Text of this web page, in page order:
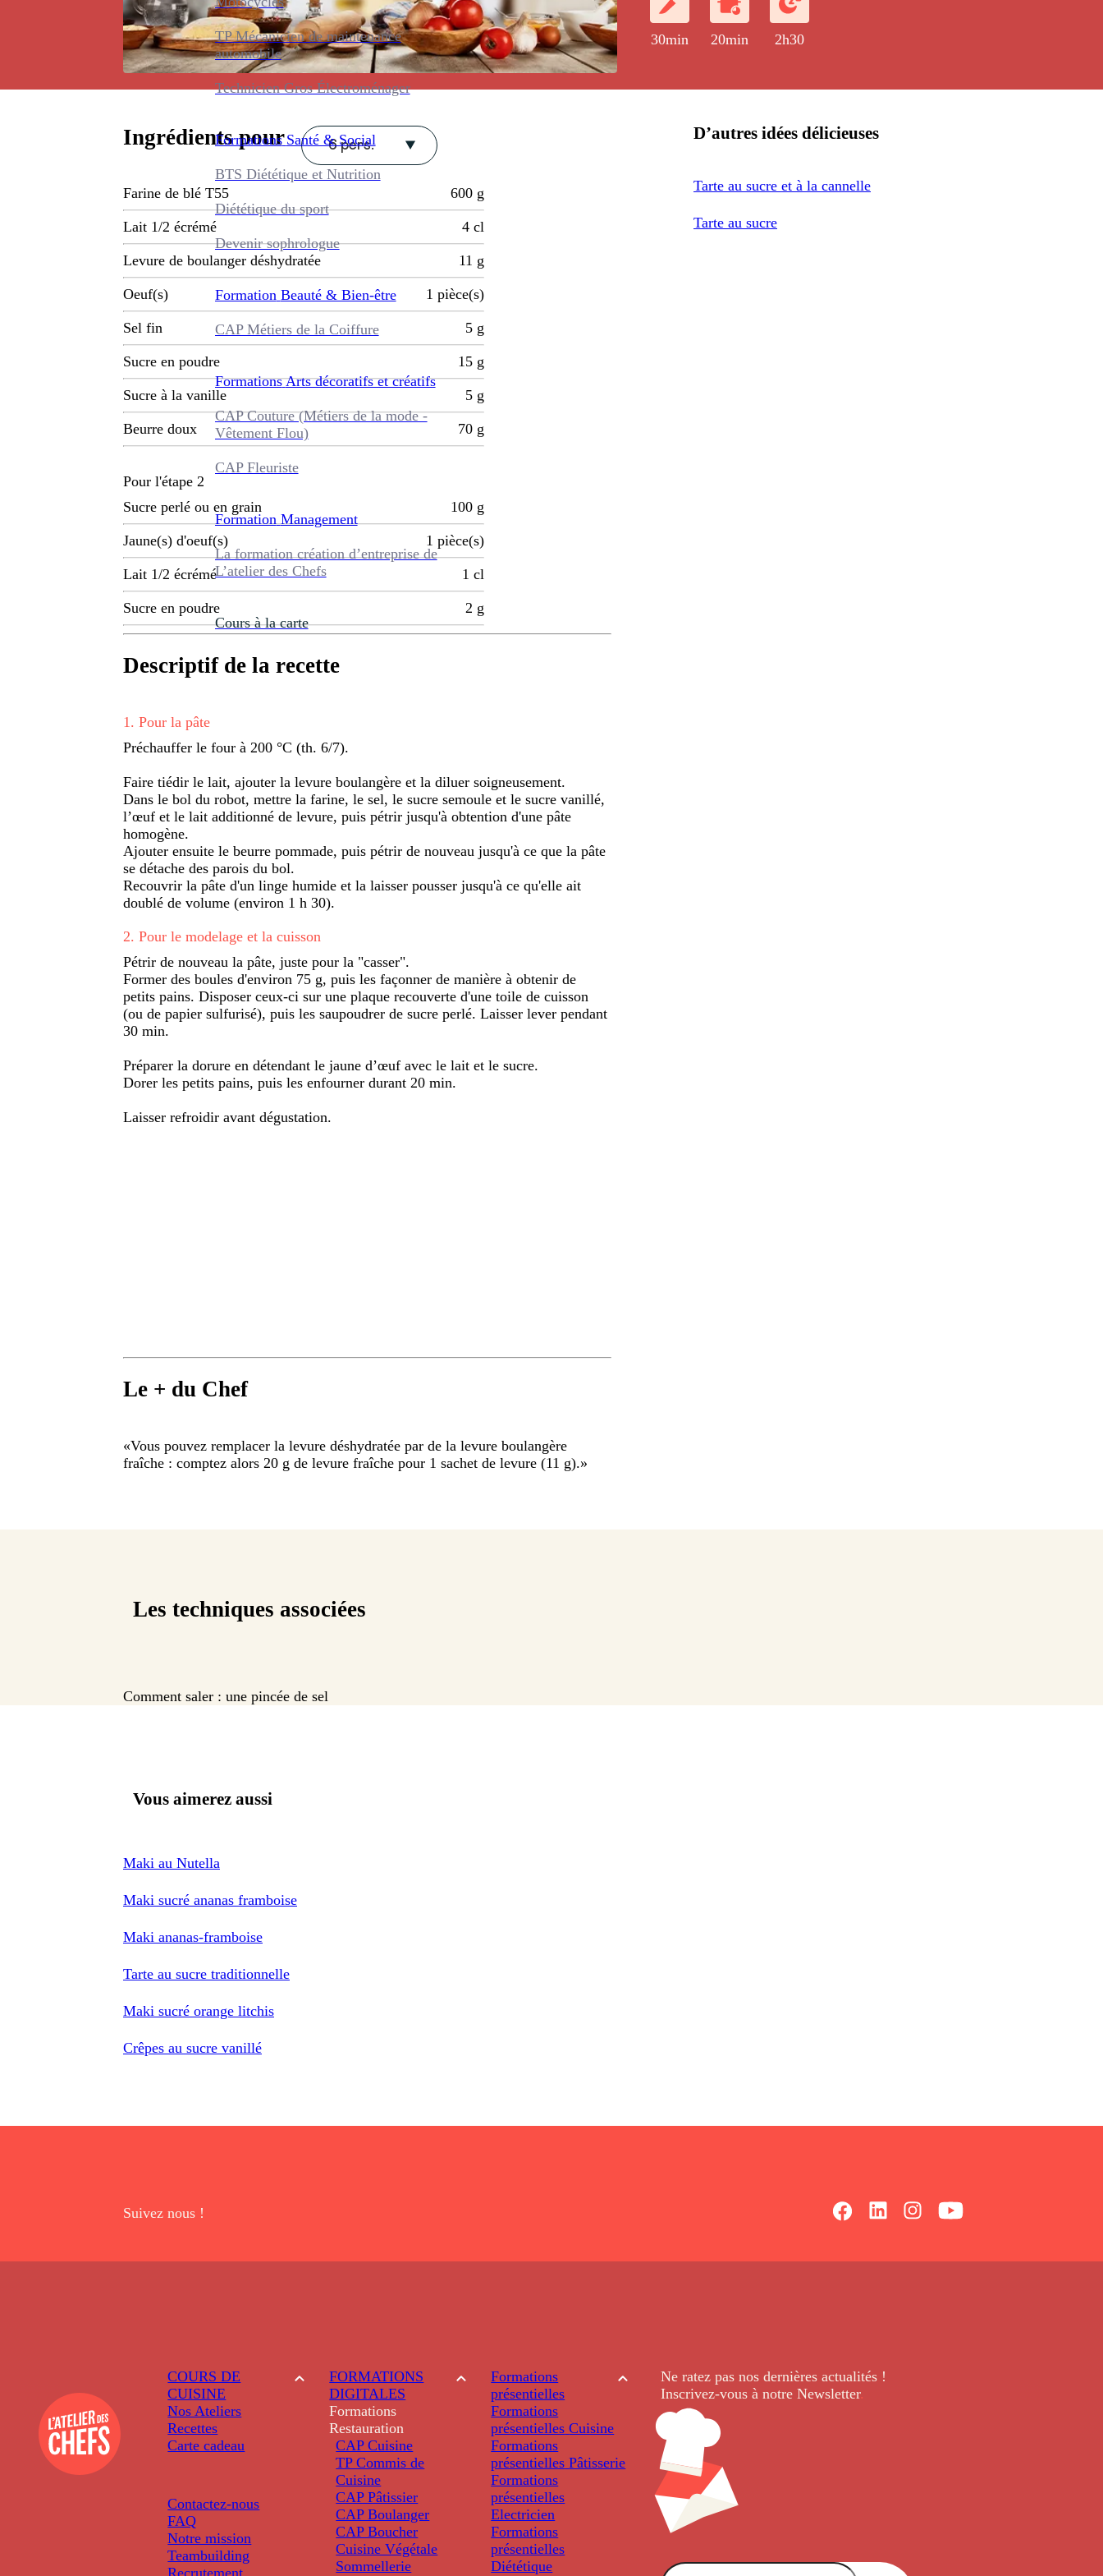
TP Mécanicien de maintenance
automobile
Technicien Gros Électroménager
Formations Santé & Social
BTS Diététique et Nutrition
Diététique du sport
Devenir sophrologue
Formation Beauté & Bien-être
CAP Métiers de la Coiffure
Formations Arts décoratifs et créatifs
CAP Couture (Métiers de la mode -
Vêtement Flou)
CAP Fleuriste
Formation Management
La formation création d’entreprise de
L’atelier des Chefs
Cours à la carte
30min 20min 2h30
Ingrédients pour 6 pers.
Farine de blé T55 600 g
Lait 1/2 écrémé 4 cl
Levure de boulanger déshydratée 11 g
Oeuf(s) 1 pièce(s)
Sel fin 5 g
Sucre en poudre 15 g
Sucre à la vanille 5 g
Beurre doux 70 g
Pour l'étape 2
Sucre perlé ou en grain
100 g
Jaune(s) d'oeuf(s) 1 pièce(s)
Lait 1/2 écrémé 1 cl
Sucre en poudre 2 g
Descriptif de la recette
1 . Pour la pâte
Préchauffer le four à 200 °C (th. 6/7).
Faire tiédir le lait, ajouter la levure boulangère et la diluer soigneusement.
Dans le bol du robot, mettre la farine, le sel, le sucre semoule et le sucre vanillé,
l’œuf et le lait additionné de levure, puis pétrir jusqu'à obtention d'une pâte
homogène.
Ajouter ensuite le beurre pommade, puis pétrir de nouveau jusqu'à ce que la pâte
se détache des parois du bol.
Recouvrir la pâte d'un linge humide et la laisser pousser jusqu'à ce qu'elle ait
doublé de volume (environ 1 h 30).
2. Pour le modelage et la cuisson
Pétrir de nouveau la pâte, juste pour la "casser".
Former des boules d'environ 75 g, puis les façonner de manière à obtenir de
petits pains. Disposer ceux-ci sur une plaque recouverte d'une toile de cuisson
(ou de papier sulfurisé), puis les saupoudrer de sucre perlé. Laisser lever pendant
30 min.
Préparer la dorure en détendant le jaune d’œuf avec le lait et le sucre.
Dorer les petits pains, puis les enfourner durant 20 min.
Laisser refroidir avant dégustation.
Le + du Chef
«Vous pouvez remplacer la levure déshydratée par de la levure boulangère
fraîche : comptez alors 20 g de levure fraîche pour 1 sachet de levure (11 g).»
D’autres idées délicieuses
Tarte au sucre et à la cannelle
Tarte au sucre
Les techniques associées
Comment saler : une pincée de sel
Vous aimerez aussi
Maki au Nutella
Maki sucré ananas framboise
Maki ananas-framboise
Tarte au sucre traditionnelle
Maki sucré orange litchis
Crêpes au sucre vanillé
Suivez nous !
COURS DE
CUISINE
Nos Ateliers
Recettes
Carte cadeau
Contactez-nous
FAQ
Notre mission
Teambuilding
Recrutement
FORMATIONS
DIGITALES
Formations
Restauration
CAP Cuisine
TP Commis de
Cuisine
CAP Pâtissier
CAP Boulanger
CAP Boucher
Cuisine Végétale
Sommellerie
Formations
présentielles
Formations
présentielles Cuisine
Formations
présentielles Pâtisserie
Formations
présentielles
Electricien
Formations
présentielles
Diététique
Ne ratez pas nos dernièresactualités !
Inscrivez-vous à notre Newsletter.